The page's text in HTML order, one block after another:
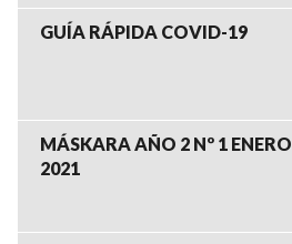
GUÍA RÁPIDA COVID-19
MÁSKARA AÑO 2 Nº 1 ENERO
2021